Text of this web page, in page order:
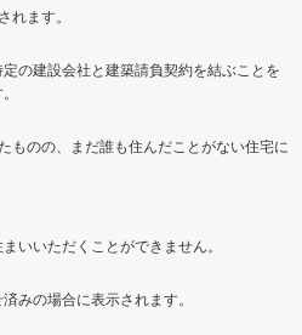
ます。
の建設会社と建築請負契約を結ぶことを
ものの、まだ誰も住んだことがない住宅に
いいただくことができません。
みの場合に表示されます。